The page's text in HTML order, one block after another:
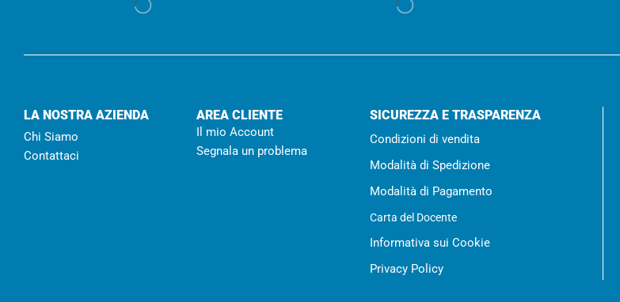
LA NOSTRA AZIENDA
Chi Siamo
Contattaci
AREA CLIENTE
Il mio Account
Segnala un problema
SICUREZZA E TRASPARENZA
Condizioni di vendita
Modalità di Spedizione
Modalità di Pagamento
Carta del Docente
Informativa sui Cookie
Privacy Policy